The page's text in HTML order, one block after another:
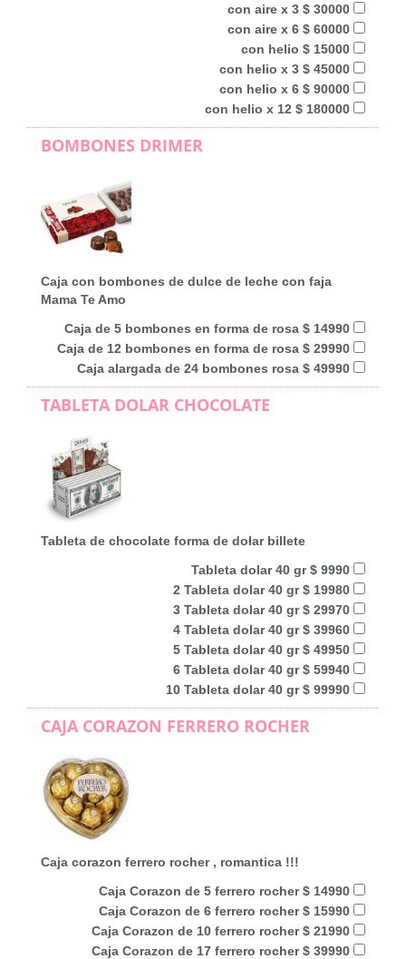
con aire x 3 $ 30000
con aire x 6 $ 60000
con helio $ 15000
con helio x 3 $ 45000
con helio x 6 $ 90000
con helio x 12 $ 180000
BOMBONES DRIMER
Caja con bombones de dulce de leche con faja
Mama Te Amo
Caja de 5 bombones en forma de rosa $ 14990
Caja de 12 bombones en forma de rosa $ 29990
Caja alargada de 24 bombones rosa $ 49990
TABLETA DOLAR CHOCOLATE
Tableta de chocolate forma de dolar billete
Tableta dolar 40 gr $ 9990
2 Tableta dolar 40 gr $ 19980
3 Tableta dolar 40 gr $ 29970
4 Tableta dolar 40 gr $ 39960
5 Tableta dolar 40 gr $ 49950
6 Tableta dolar 40 gr $ 59940
10 Tableta dolar 40 gr $ 99990
CAJA CORAZON FERRERO ROCHER
Caja corazon ferrero rocher , romantica !!!
Caja Corazon de 5 ferrero rocher $ 14990
Caja Corazon de 6 ferrero rocher $ 15990
Caja Corazon de 10 ferrero rocher $ 21990
Caja Corazon de 17 ferrero rocher $ 39990